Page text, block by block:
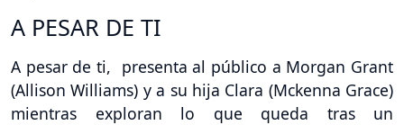
A PESAR DE TI
A pesar de ti, presenta al público a Morgan Grant
(Allison Williams) y a su hija Clara (Mckenna Grace)
mientras exploran lo que queda tras un